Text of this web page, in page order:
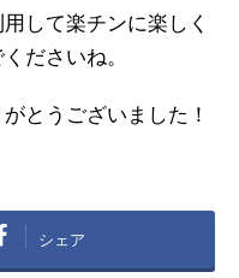
して楽チンに楽しく
ださいね。
とうございました！
シェア